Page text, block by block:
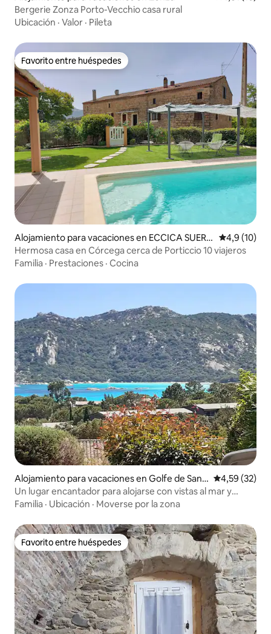
Bergerie Zonza Porto-Vecchio casa rural
Ubicación · Valor · Pileta
Favorito entre huéspedes
Favorito entre huéspedes
Alojamiento para vacaciones en ECCICA SUERA
LLA
Calificación
4,9 (10)
Hermosa casa en Córcega cerca de Porticcio 10 viajeros
Familia · Prestaciones · Cocina
Alojamiento para vacaciones en Golfe de Sant
a Giulia
Calificación
4,59 (32)
Un lugar encantador para alojarse con vistas al mar y
piscina
Familia · Ubicación · Moverse por la zona
Favorito entre huéspedes
Favorito entre huéspedes